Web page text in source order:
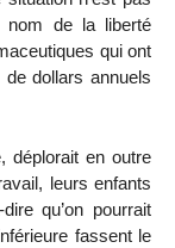
nom de la liberté
qui ont
dollars annuels
déplorait en outre
leurs enfants
qu’on pourrait
fassent le